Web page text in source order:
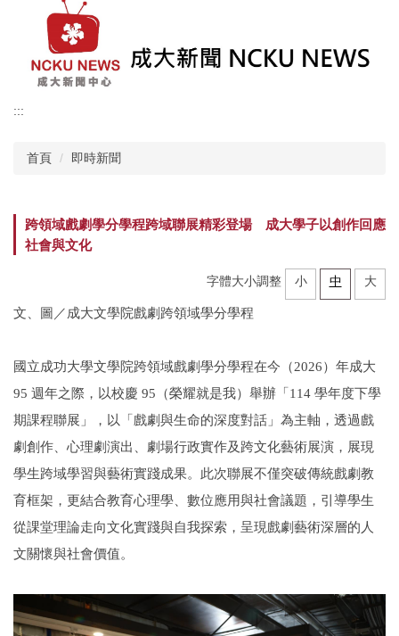
:::
首頁 即時新聞
跨領域戲劇學分學程跨域聯展精彩登場 成大學子以創作回應
社會與文化
字體大小調整 小 中 大
文、圖／成大文學院戲劇跨領域學分學程
國立成功大學文學院跨領域戲劇學分學程在今（2026）年成大
95 週年之際，以校慶 95（榮耀就是我）舉辦「114 學年度下學
期課程聯展」，以「戲劇與生命的深度對話」為主軸，透過戲
劇創作、心理劇演出、劇場行政實作及跨文化藝術展演，展現
學生跨域學習與藝術實踐成果。此次聯展不僅突破傳統戲劇教
育框架，更結合教育心理學、數位應用與社會議題，引導學生
從課堂理論走向文化實踐與自我探索，呈現戲劇藝術深層的人
文關懷與社會價值。